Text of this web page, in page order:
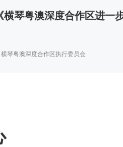
横琴粤澳深度合作区进一
横琴粤澳深度合作区执行委员会